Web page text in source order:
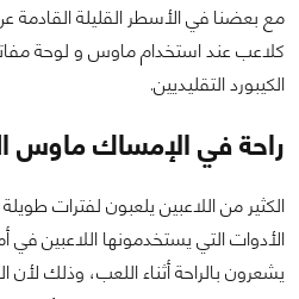
مع بعضنا في الأسطر القليلة القادمة
كلاعب عند استخدام ماوس و لوحة
الكيبورد التقليديين.
راحة في الإمساك ماوس
الكثير من اللاعبين يلعبون لفترات
الأدوات التي يستخدمونها اللاعبين
يشعرون بالراحة أثناء اللعب، وذلك